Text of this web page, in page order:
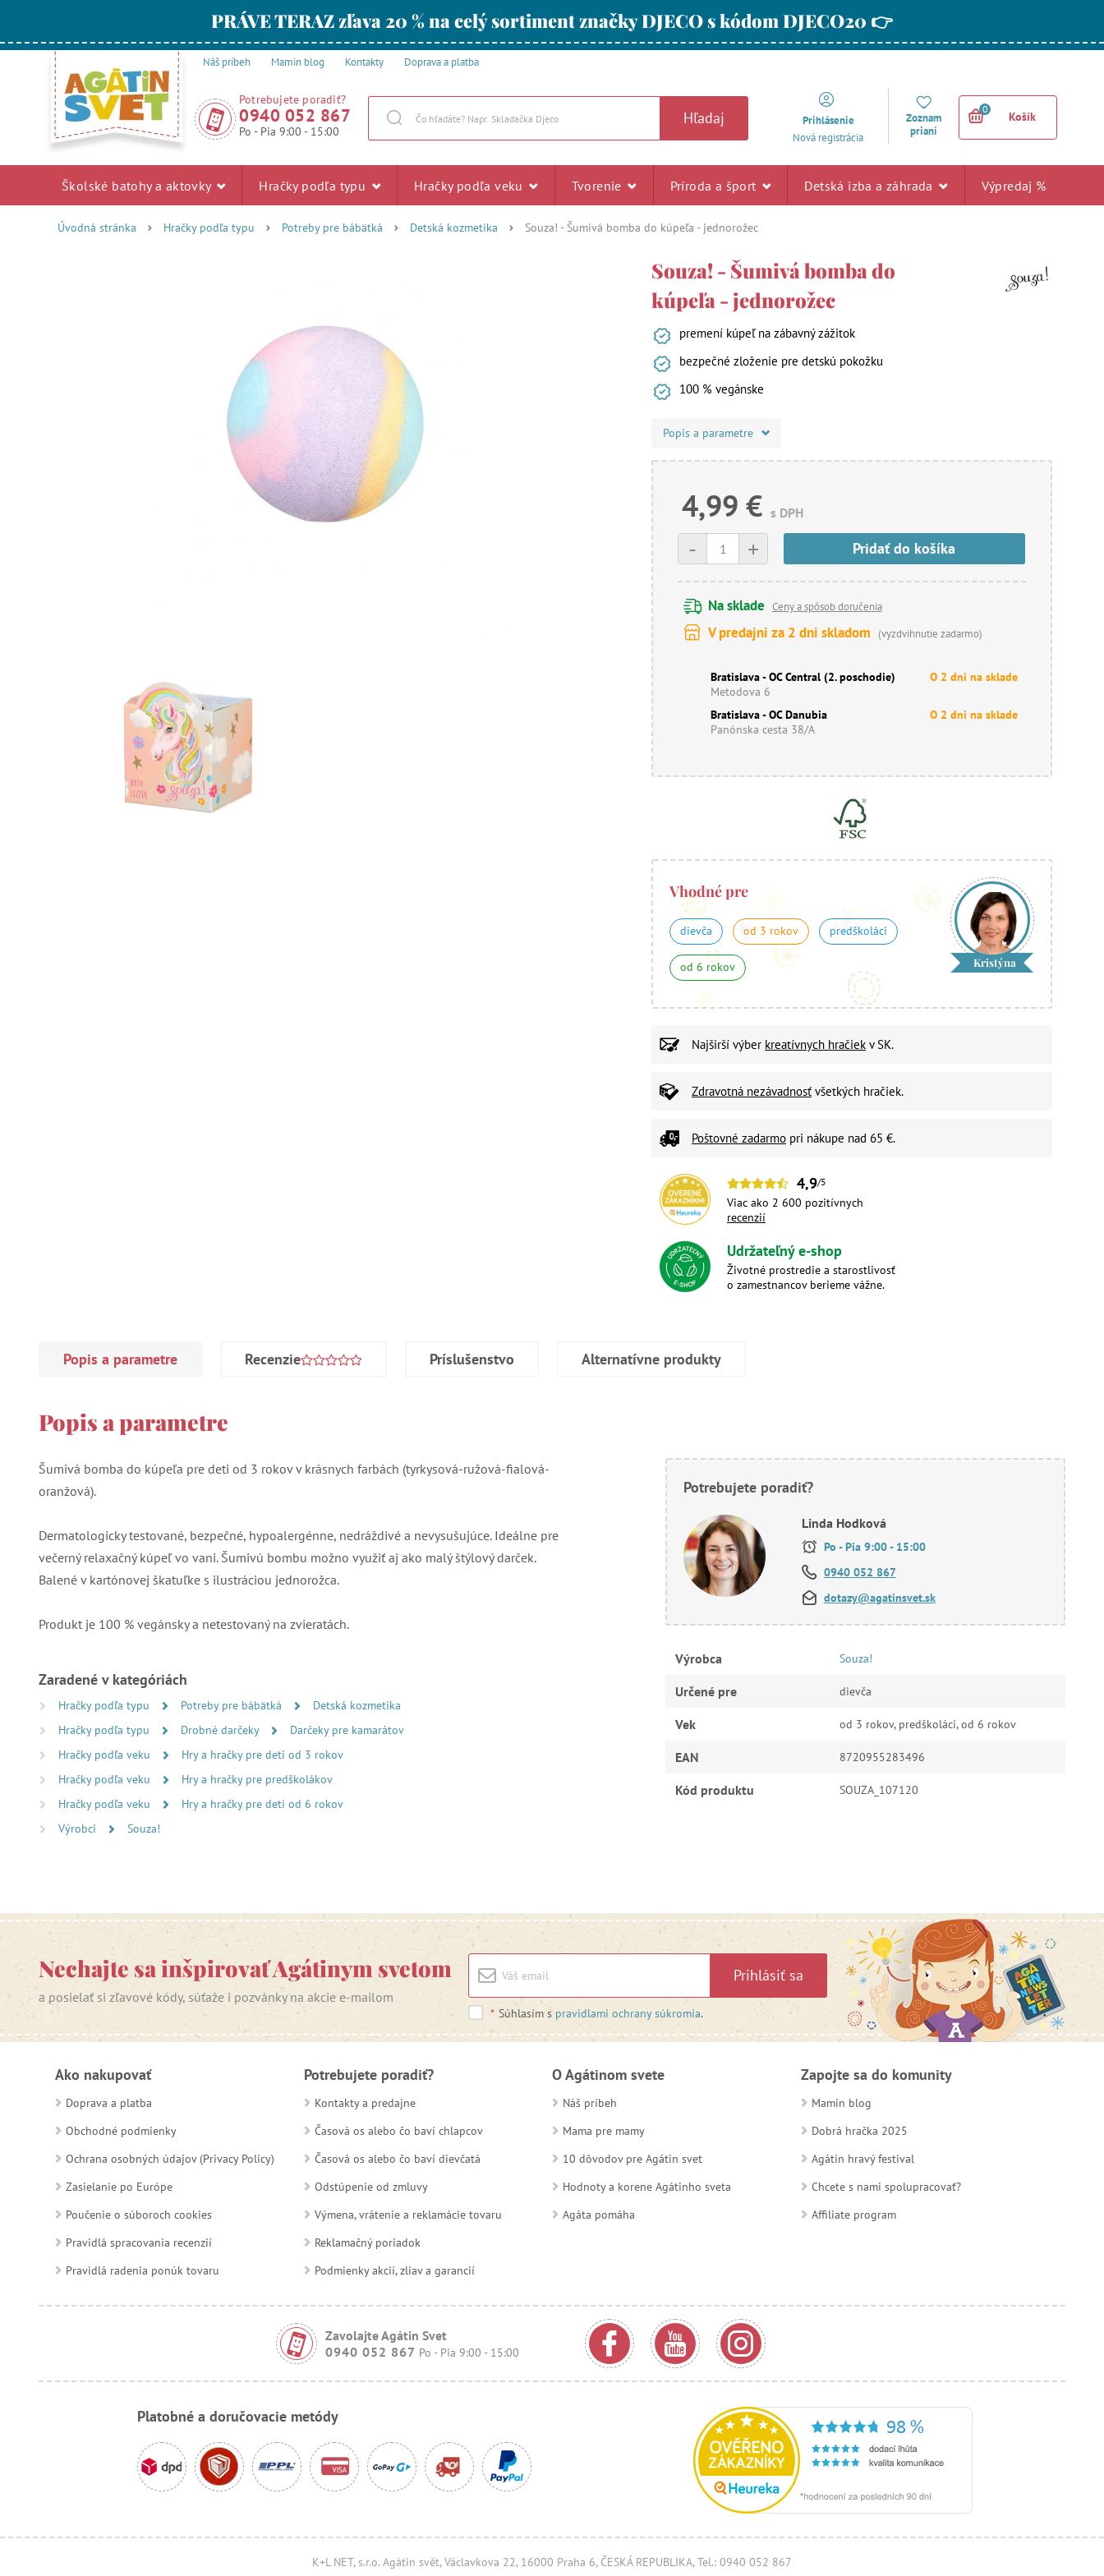
PRÁVE TERAZ zľava 20 % na celý sortiment značky DJECO s kódom DJECO20 👉
Náš príbeh Mamin blog Kontakty Doprava a platba
Potrebujete poradiť?
0940 052 867
Po - Pia 9:00 - 15:00
Hľadaj
Prihlásenie
Nová registrácia
Zoznam
prianí
0
Košík
Školské batohy a aktovky Hračky podľa typu Hračky podľa veku Tvorenie Príroda a šport Detská izba a záhrada Výpredaj %
Úvodná stránka Hračky podľa typu Potreby pre bábätká Detská kozmetika Souza! - Šumivá bomba do kúpeľa - jednorožec
Souza! - Šumivá bomba do
kúpeľa - jednorožec
premení kúpeľ na zábavný zážitok
bezpečné zloženie pre detskú pokožku
100 % vegánske
Popis a parametre
4,99 € s DPH
+
- Pridať do košíka
Na sklade Ceny a spôsob doručenia
V predajni za 2 dni skladom (vyzdvihnutie zadarmo)
Bratislava - OC Central (2. poschodie)
Metodova 6
O 2 dni na sklade
Bratislava - OC Danubia
Panónska cesta 38/A
O 2 dni na sklade
Vhodné pre
dievča od 3 rokov predškoláci
od 6 rokov Kristýna
Najširší výber kreatívnych hračiek v SK.
Zdravotná nezávadnosť všetkých hračiek.
Poštovné zadarmo pri nákupe nad 65 €.
4,9/5
Viac ako 2 600 pozitívnych
recenzií
Udržateľný e-shop
Životné prostredie a starostlivosť
o zamestnancov berieme vážne.
Popis a parametre Recenzie Príslušenstvo Alternatívne produkty
Popis a parametre
Šumivá bomba do kúpeľa pre deti od 3 rokov v krásnych farbách (tyrkysová-ružová-fialová-
oranžová).
Dermatologicky testované, bezpečné, hypoalergénne, nedráždivé a nevysušujúce. Ideálne pre
večerný relaxačný kúpeľ vo vani. Šumivú bombu možno využiť aj ako malý štýlový darček.
Balené v kartónovej škatuľke s ilustráciou jednorožca.
Produkt je 100 % vegánsky a netestovaný na zvieratách.
Zaradené v kategóriách
Hračky podľa typu Potreby pre bábätká
Detská kozmetika
Hračky podľa typu
Drobné darčeky
Darčeky pre kamarátov
Hračky podľa veku
Hry a hračky pre deti od 3 rokov
Hračky podľa veku
Hry a hračky pre predškolákov
Hračky podľa veku
Hry a hračky pre deti od 6 rokov
Výrobci
Souza!
Potrebujete poradiť?
Linda Hodková
Po - Pia 9:00 - 15:00
0940 052 867
dotazy@agatinsvet.sk
Výrobca Souza!
Určené pre dievča
Vek od 3 rokov, predškoláci, od 6 rokov
EAN 8720955283496
Kód produktu SOUZA_107120
Nechajte sa inšpirovať Agátinym svetom
a posielať si zľavové kódy, súťaže i pozvánky na akcie e-mailom
Prihlásiť sa
* Súhlasím s pravidlami ochrany súkromia.
Ako nakupovať
Doprava a platba
Obchodné podmienky
Ochrana osobných údajov (Privacy Policy)
Zasielanie po Európe
Poučenie o súboroch cookies
Pravidlá spracovania recenzií
Pravidlá radenia ponúk tovaru
Potrebujete poradiť?
Kontakty a predajne
Časová os alebo čo baví chlapcov
Časová os alebo čo baví dievčatá
Odstúpenie od zmluvy
Výmena, vrátenie a reklamácie tovaru
Reklamačný poriadok
Podmienky akcií, zliav a garancií
O Agátinom svete
Náš príbeh
Mama pre mamy
10 dôvodov pre Agátin svet
Hodnoty a korene Agátinho sveta
Agáta pomáha
Zapojte sa do komunity
Mamin blog
Dobrá hračka 2025
Agátin hravý festival
Chcete s nami spolupracovať?
Affiliate program
Zavolajte Agátin Svet
0940 052 867 Po - Pia 9:00 - 15:00
Platobné a doručovacie metódy
K+L NET, s.r.o. Agátin svět, Václavkova 22, 16000 Praha 6, ČESKÁ REPUBLIKA, Tel.: 0940 052 867